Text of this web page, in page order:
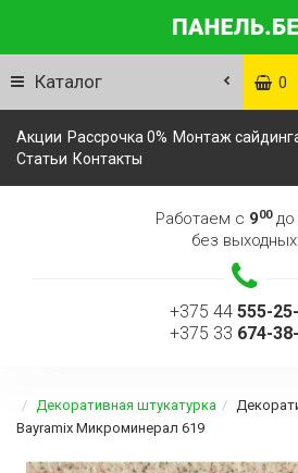
Каталог 0
Акции Рассрочка 0% Монтаж
Статьи Контакты
Работаем с 900до
без выходных
+375 44 555-
+375 33 674-
Декоративная штукатурка
Bayramix Микроминерал 619